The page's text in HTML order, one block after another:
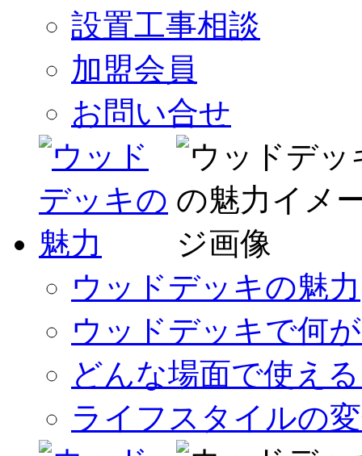
設置工事相談
加盟会員
お問い合せ
ウッドデッキの魅力
ウッドデッキで何
どんな場面で使え
ライフスタイルの